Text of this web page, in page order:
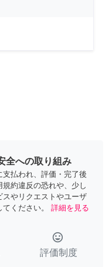
全への取り組み
払われ、評価・完了後
約違反の恐れや、少し
やリクエストやユーザ
ください。
詳細を見る
tag_faces
評価制度